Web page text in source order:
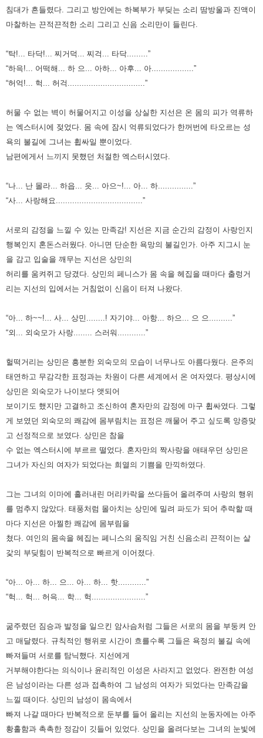
침대가 흔들렸다. 그리고 방안에는 하복부가 부딪는 소리 땀방울과 진액이
마찰하는 끈적끈적한 소리 그리고 신음 소리만이 들린다.
“탁!... 타닥!... 찌거덕... 찌걱... 타닥.........”
“하윽!... 어떡해... 하 으... 아하... 아후... 아..................”
“허억!... 헉... 허걱.................................”
허물 수 없는 벽이 허물어지고 이성을 상실한 지선은 온 몸의 피가 역류하
는 엑스터시에 젖었다. 몸 속에 잠시 억류되었다가 한꺼번에 타오르는 성
욕의 불길에 그녀는 휩싸일 뿐이었다.
남편에게서 느끼지 못했던 처절한 엑스터시였다.
“나... 난 몰라... 하읍... 읏... 아으~!... 아... 하...............”
“사... 사랑해요.....................................”
서로의 감정을 느낄 수 있는 만족감! 지선은 지금 순간의 감정이 사랑인지
행복인지 혼돈스러웠다. 아니면 단순한 욕망의 불길인가. 아주 지그시 눈
을 감고 입술을 깨무는 지선은 상민의
허리를 움켜쥐고 당겼다. 상민의 페니스가 몸 속을 헤집을 때마다 출렁거
리는 지선의 입에서는 거침없이 신음이 터져 나왔다.
“아... 하~~!... 사... 상민........! 자기야... 아항... 하으... 으 으..........”
“외... 외숙모가 사랑........ 스러워............”
헐떡거리는 상민은 흥분한 외숙모의 모습이 너무나도 아름다웠다. 은주의
태연하고 무감각한 표정과는 차원이 다른 세계에서 온 여자였다. 평상시에
상민은 외숙모가 나이보다 앳되어
보이기도 했지만 고결하고 조신하여 혼자만의 감정에 마구 휩싸였다.
그렇
게 보였던 외숙모의 쾌감에 몸부림치는 표정은 깨물어 주고 싶도록 앙증맞
고 선정적으로 보였다. 상민은 참을
수 없는 엑스터시에 부르르 떨었다. 혼자만의 짝사랑을 애태우던 상민은
그녀가 자신의 여자가 되었다는 희열의 기쁨을 만끽하였다.
그는 그녀의 이마에 흘러내린 머리카락을 쓰다듬어 올려주며 사랑의 행위
를 멈추지 않았다. 태풍처럼 몰아치는 상민에 밀려 파도가 되어 추락할 때
마다 지선은 아찔한 쾌감에 몸부림을
쳤다. 여인의 몸속을 헤집는 페니스의 움직임 거친 신음소리 끈적이는 살
갗의 부딪힘이 반복적으로 빠르게 이어졌다.
“아... 아... 하... 으... 아... 하... 핫............”
“헉... 헉... 허윽... 학... 헉.......................”
굶주렸던 짐승과 발정을 일으킨 암사슴처럼 그들은 서로의 몸을 부둥켜 안
고 매달렸다. 규칙적인 행위로 시간이 흐를수록 그들은 욕정의 불길 속에
빠져들며 서로를 탐닉했다. 지선에게
거부해야한다는 의식이나 윤리적인 이성은 사라지고 없었다. 완전한 여성
은 남성이라는 다른 성과 접촉하여 그 남성의 여자가 되었다는 만족감을
느낄 때이다. 상민의 남성이 몸속에서
빠져 나갈 때마다 반복적으로 둔부를 들어 올리는 지선의 눈동자에는 아주
황홀함과 촉촉한 정감이 깃들어 있었다. 상민을 올려다보는 그녀의 눈빛에